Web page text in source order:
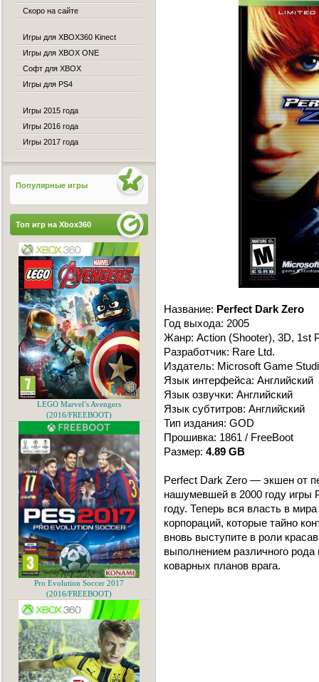
Название: Perfect Dark Zero
Год выхода: 2005
Жанр: Action (Shooter), 3D, 1st
Разработчик: Rare Ltd.
Издатель: Microsoft Game
Язык интерфейса: Английский
Язык озвучки: Английский
Язык субтитров: Английский
Тип издания: GOD
Прошивка: 1861 / FreeBoot
Размер: 4.89 GB
Perfect Dark Zero — экшен от
нашумевшей в 2000 году игры
году. Теперь вся власть в
корпораций, которые тайно
вновь выступите в роли
выполнением различного
коварных планов врага.
Скоро на сайте
Игры для XBOX360 Kinect
Игры для XBOX ONE
Софт для XBOX
Игры для PS4
Игры 2015 года
Игры 2016 года
Игры 2017 года
Популярные игры
Топ игр на Xbox360
LEGO Marvel’s Avengers
(2016/FREEBOOT)
Pro Evolution Soccer 2017
(2016/FREEBOOT)